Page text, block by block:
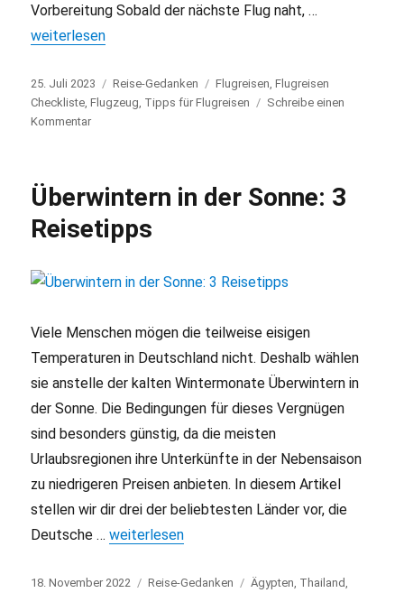
Vorbereitung Sobald der nächste Flug naht, …
„Flugreise Vorbereitung: 7 praktische Tipps“
weiterlesen
Veröffentlicht
am
25. Juli 2023 Kategorien
Reise-Gedanken Schlagwörter
Flugreisen ,Flugreisen
Checkliste ,Flugzeug Tipps für Flugreisen
Schreibe einen
Kommentar
praktische
Tipps
Überwintern in der Sonne: 3
Reisetipps
Viele Menschen mögen die teilweise eisigen
Temperaturen in Deutschland nicht. Deshalb wählen
sie anstelle der kalten Wintermonate Überwintern in
der Sonne. Die Bedingungen für dieses Vergnügen
sind besonders günstig, da die meisten
Urlaubsregionen ihre Unterkünfte in der Nebensaison
zu niedrigeren Preisen anbieten. In diesem Artikel
stellen wir dir drei der beliebtesten Länder vor, die
Deutsche …„Überwintern in der Sonne: 3 Reisetipps“
weiterlesen
Veröffentlicht
18. November 2022 Kategorien
Reise-Gedanken Schlagwörter
Ägypten Thailand